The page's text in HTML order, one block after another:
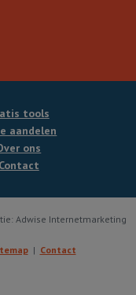
tools
aandelen
ons
Contact
Adwise Internetmarketing
Contact